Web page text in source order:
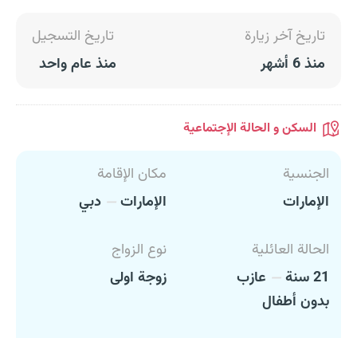
تاريخ آخر زيارة
منذ 6 أشهر
تاريخ التسجيل
منذ عام واحد
السكن و الحالة الإجتماعية
الجنسية
الإمارات
مكان الإقامة
الإمارات
دبي
الحالة العائلية
21 سنة
عازب
بدون أطفال
نوع الزواج
زوجة اولى